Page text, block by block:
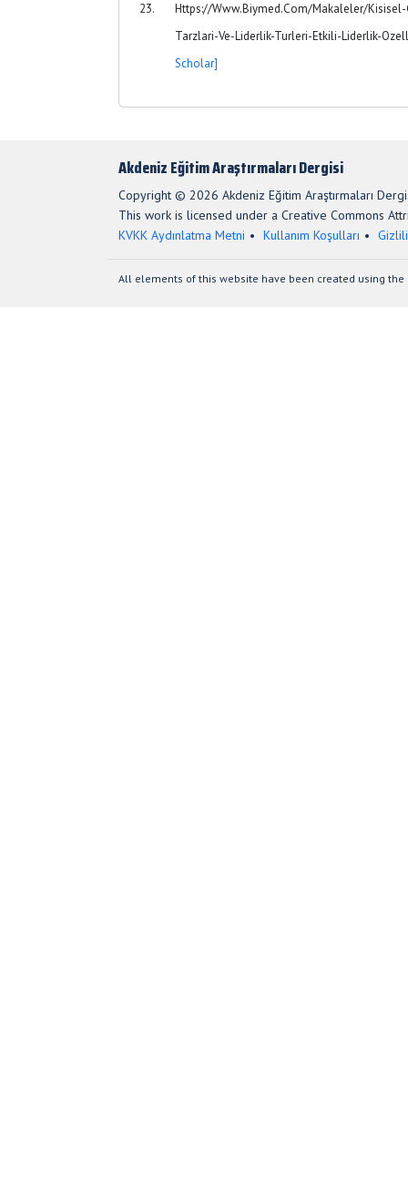
Https://Www.Biymed.Com/Makaleler/
Tarzlari-Ve-Liderlik-Turleri-Etkili-Liderlik-
Scholar]
Akdeniz Eğitim Araştırmaları Dergisi
Copyright © 2026 Akdeniz Eğitim Araştırmaları
This work is licensed under a Creative Commons
KVKK Aydınlatma Metni
Kullanım Koşulları
All elements of this website have been created using the